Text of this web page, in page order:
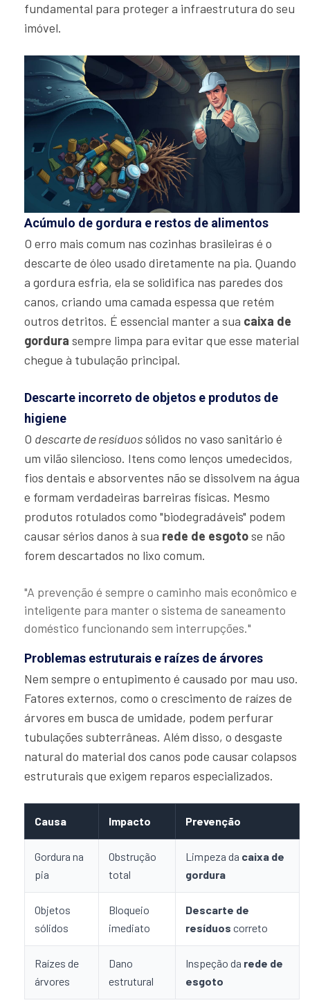
fundamental para proteger a infraestrutura do seu
imóvel.
Acúmulo de gordura e restos de alimentos
O erro mais comum nas cozinhas brasileiras é o
descarte de óleo usado diretamente na pia. Quando
a gordura esfria, ela se solidifica nas paredes dos
canos, criando uma camada espessa que retém
outros detritos. É essencial manter a sua caixa de
gordura sempre limpa para evitar que esse material
chegue à tubulação principal.
Descarte incorreto de objetos e produtos de
higiene
O descarte de resíduossólidos no vaso sanitário é
um vilão silencioso. Itens como lenços umedecidos,
fios dentais e absorventes não se dissolvem na água
e formam verdadeiras barreiras físicas. Mesmo
produtos rotulados como "biodegradáveis" podem
causar sérios danos à sua rede de esgotose não
forem descartados no lixo comum.
"A prevenção é sempre o caminho mais econômico e
inteligente para manter o sistema de saneamento
doméstico funcionando sem interrupções."
Problemas estruturais e raízes de árvores
Nem sempre o entupimento é causado por mau uso.
Fatores externos, como o crescimento de raízes de
árvores em busca de umidade, podem perfurar
tubulações subterrâneas. Além disso, o desgaste
natural do material dos canos pode causar colapsos
estruturais que exigem reparos especializados.
Causa Impacto Prevenção
Gordura na
pia
Obstrução
total
Limpeza da caixa de
gordura
Objetos
sólidos
Bloqueio
imediato
Descarte de
resíduos correto
Raízes de
árvores
Dano
estrutural
Inspeção da rede de
esgoto